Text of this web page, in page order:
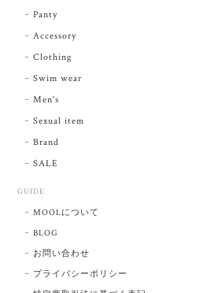
Panty
Accessory
Clothing
Swim wear
Men's
Sexual item
Brand
SALE
GUIDE
MOOLについて
BLOG
お問い合わせ
プライバシーポリシー